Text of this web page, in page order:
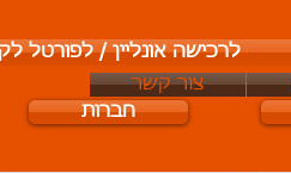
לרכישה אונליין / לפורטל
חברות
צור קשר